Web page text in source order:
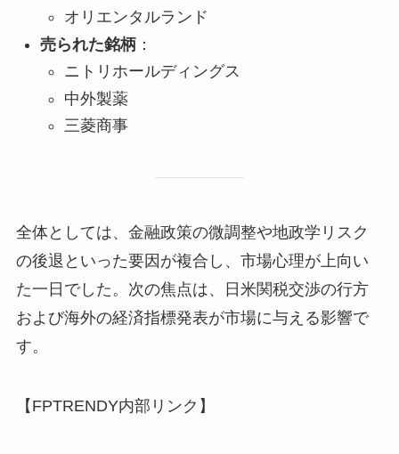
オリエンタルランド
売られた銘柄：
ニトリホールディングス
中外製薬
三菱商事
全体としては、金融政策の微調整や地政学リスク
の後退といった要因が複合し、市場心理が上向い
た一日でした。次の焦点は、日米関税交渉の行方
および海外の経済指標発表が市場に与える影響で
す。
【FPTRENDY内部リンク】